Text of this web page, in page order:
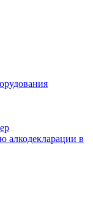
алкодекларации в